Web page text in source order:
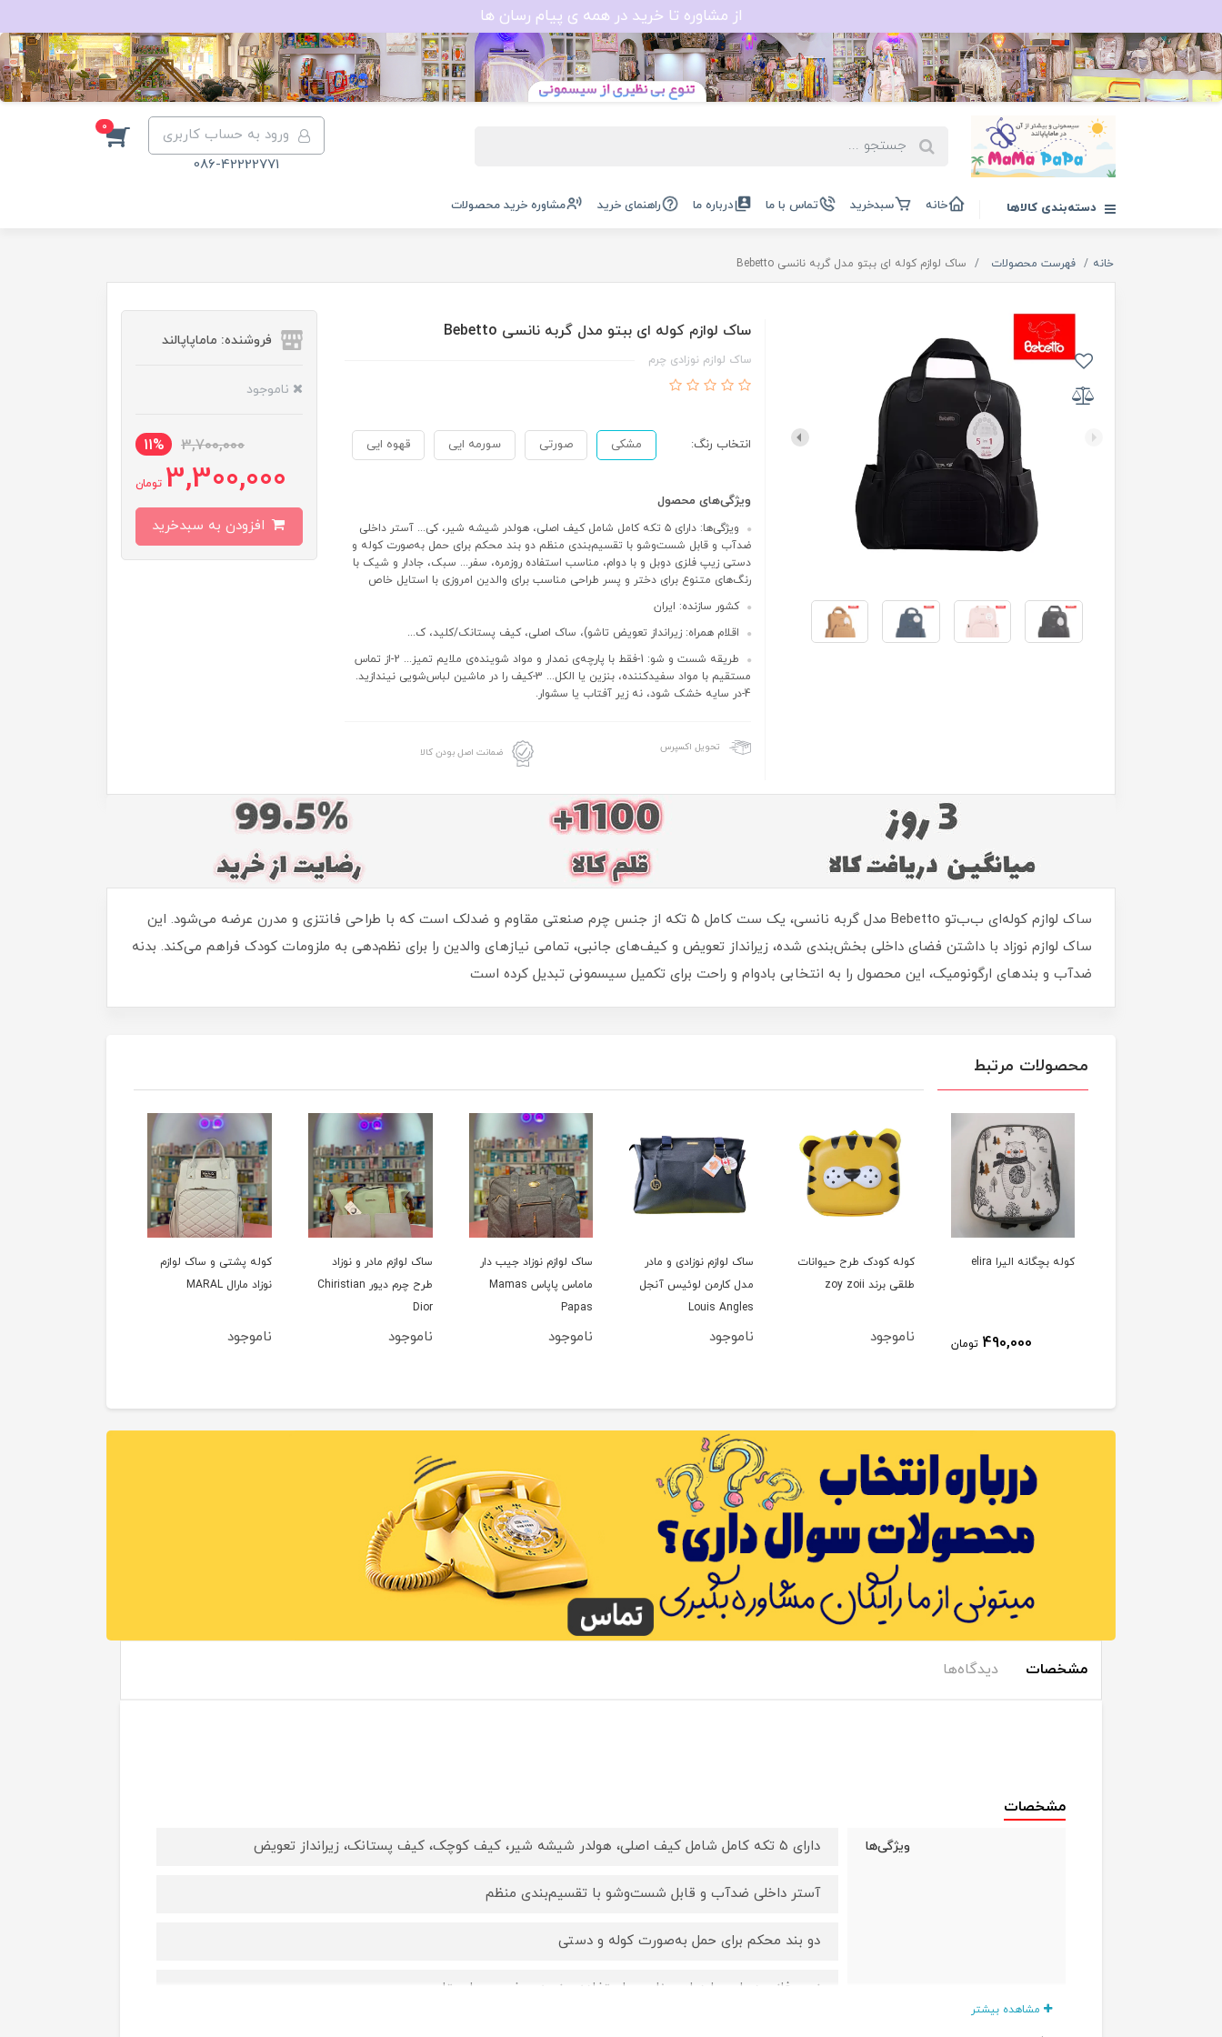
از مشاوره تا خرید در همه ی پیام رسان ها
ورود به حساب کاربری
086-42222771
0
دسته‌بندی کالاها خانه سبدخرید تماس با ما درباره ما راهنمای خرید مشاوره خرید محصولات
خانه فهرست محصولات ساک لوازم کوله ای ببتو مدل گربه نانسی Bebetto
ساک لوازم کوله ای ببتو مدل گربه نانسی Bebetto
ساک لوازم نوزادی چرم
انتخاب رنگ: مشکی صورتی سورمه ایی قهوه ایی
ویژگی‌های محصول
ویژگی‌ها: دارای ۵ تکه کامل شامل کیف اصلی، هولدر شیشه شیر، کی... آستر داخلی
ضدآب و قابل شست‌وشو با تقسیم‌بندی منظم دو بند محکم برای حمل به‌صورت کوله و
دستی زیپ فلزی دوبل و با دوام، مناسب استفاده روزمره، سفر... سبک، جادار و شیک با
رنگ‌های متنوع برای دختر و پسر طراحی مناسب برای والدین امروزی با استایل خاص
کشور سازنده: ایران
اقلام همراه: زیرانداز تعویض تاشو)، ساک اصلی، کیف پستانک/کلید، ک...
طریقه شست و شو: 1-فقط با پارچه‌ی نمدار و مواد شوینده‌ی ملایم تمیز... 2-از تماس
مستقیم با مواد سفیدکننده، بنزین یا الکل... 3-کیف را در ماشین لباس‌شویی نیندازید.
4-در سایه خشک شود، نه زیر آفتاب یا سشوار.
تحویل اکسپرس ضمانت اصل بودن کالا
فروشنده: ماماپاپالند
ناموجود
3,700,000
11%
3,300,000 تومان
ساک لوازم کوله‌ای ب‌ب‌تو Bebetto مدل گربه نانسی، یک ست کامل ۵ تکه از جنس چرم صنعتی مقاوم و ضدلک است که با طراحی فانتزی و مدرن عرضه می‌شود. این
ساک لوازم نوزاد با داشتن فضای داخلی بخش‌بندی شده، زیرانداز تعویض و کیف‌های جانبی، تمامی نیازهای والدین را برای نظم‌دهی به ملزومات کودک فراهم می‌کند. بدنه
ضدآب و بندهای ارگونومیک، این محصول را به انتخابی بادوام و راحت برای تکمیل سیسمونی تبدیل کرده است
محصولات مرتبط
کوله بچگانه الیرا elira
490,000 تومان
کوله کودک طرح حیوانات
طلقی برند zoy zoii
ناموجود
ساک لوازم نوزادی و مادر
مدل کارمن لوئیس آنجل
Louis Angles
ناموجود
ساک لوازم نوزاد جیب دار
ماماس پاپاس Mamas
Papas
ناموجود
ساک لوازم مادر و نوزاد
طرح چرم دیور Chiristian
Dior
ناموجود
کوله پشتی و ساک لوازم
نوزاد مارال MARAL
ناموجود
مشخصات دیدگاه‌ها
مشخصات
ویژگی‌ها دارای ۵ تکه کامل شامل کیف اصلی، هولدر شیشه شیر، کیف کوچک، کیف پستانک، زیرانداز تعویض
آستر داخلی ضدآب و قابل شست‌وشو با تقسیم‌بندی منظم
دو بند محکم برای حمل به‌صورت کوله و دستی
زیپ فلزی دوبل و با دوام، مناسب استفاده روزمره، سفر و بیمارستان
مشاهده بیشتر